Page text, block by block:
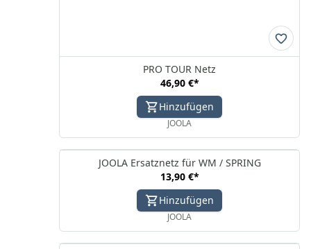
PRO TOUR Netz
46,90 €*
Hinzufügen
JOOLA
JOOLA Ersatznetz für WM / SPRING
13,90 €*
Hinzufügen
JOOLA